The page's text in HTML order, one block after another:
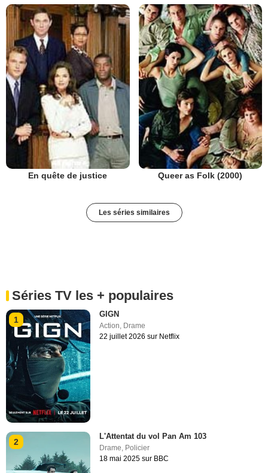
En quête de justice Queer as Folk (2000)
Les séries similaires
Séries TV les + populaires
1
GIGN
Action, Drame
22 juillet 2026 sur Netflix
2
L'Attentat du vol Pan Am 103
Drame Policier
18 mai 2025 sur BBC